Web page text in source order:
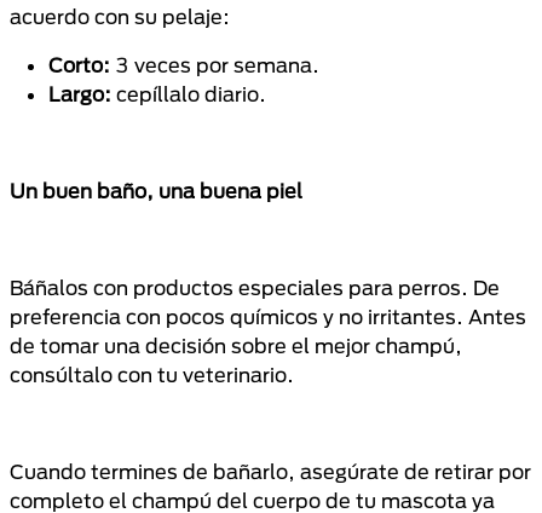
acuerdo con su pelaje:
Corto: 3 veces por semana.
Largo: cepíllalo diario.
Un buen baño, una buena piel
Báñalos con productos especiales para perros. De
preferencia con pocos químicos y no irritantes. Antes
de tomar una decisión sobre el mejor champú,
consúltalo con tu veterinario.
Cuando termines de bañarlo, asegúrate de retirar por
completo el champú del cuerpo de tu mascota ya